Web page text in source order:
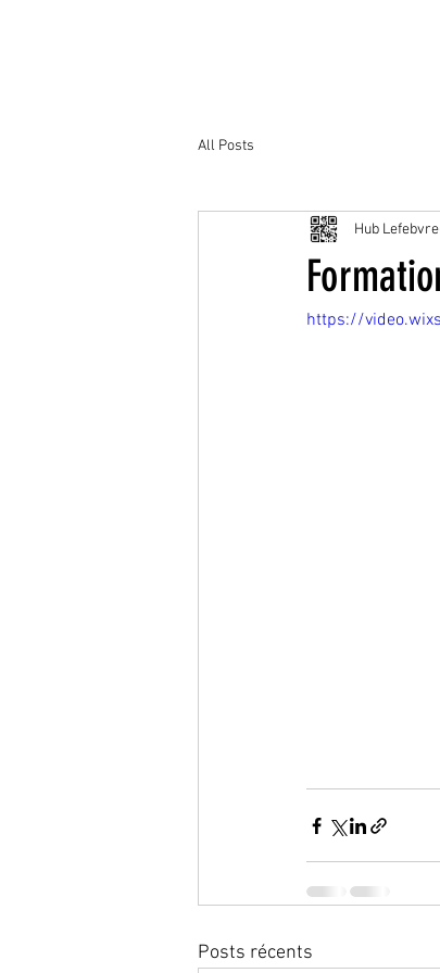
All Posts
Hub Lefebvre
https://
Posts récents